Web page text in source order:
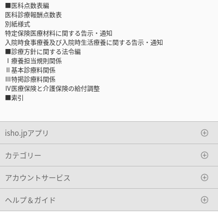
■医科点数表編
医科診療報酬点数表
別紙様式
特定保険医療材料に関する告示・通知
入院時食事療養及び入院時生活療養に関する告示・通知
■診療方針に関する法令編
Ⅰ療養担当規則関係
Ⅱ基本診療料関係
Ⅲ特掲診療料関係
Ⅳ医療保険と介護保険の給付調整
■索引
isho.jpアプリ
カテゴリー
アカウントサービス
ヘルプ＆ガイド